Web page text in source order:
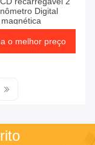
Digital
o melhor preço